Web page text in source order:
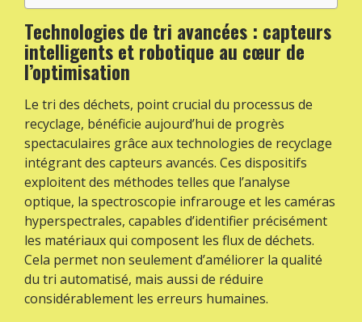
Technologies de tri avancées : capteurs
intelligents et robotique au cœur de
l’optimisation
Le tri des déchets, point crucial du processus de
recyclage, bénéficie aujourd’hui de progrès
spectaculaires grâce aux technologies de recyclage
intégrant des capteurs avancés. Ces dispositifs
exploitent des méthodes telles que l’analyse
optique, la spectroscopie infrarouge et les caméras
hyperspectrales, capables d’identifier précisément
les matériaux qui composent les flux de déchets.
Cela permet non seulement d’améliorer la qualité
du tri automatisé, mais aussi de réduire
considérablement les erreurs humaines.